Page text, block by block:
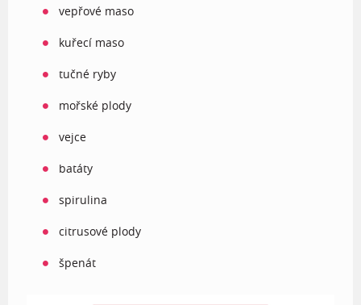
vepřové maso
kuřecí maso
tučné ryby
mořské plody
vejce
batáty
spirulina
citrusové plody
špenát